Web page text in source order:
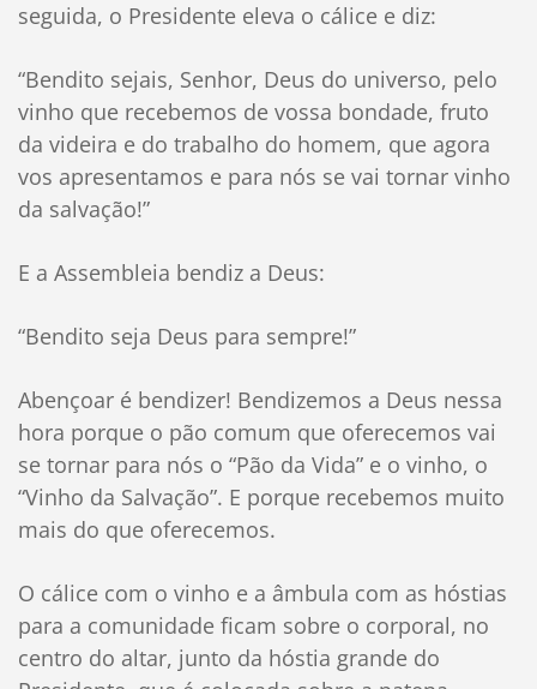
seguida, o Presidente eleva o cálice e diz:
“Bendito sejais, Senhor, Deus do universo, pelo
vinho que recebemos de vossa bondade, fruto
da videira e do trabalho do homem, que agora
vos apresentamos e para nós se vai tornar vinho
da salvação!”
E a Assembleia bendiz a Deus:
“Bendito seja Deus para sempre!”
Abençoar é bendizer! Bendizemos a Deus nessa
hora porque o pão comum que oferecemos vai
se tornar para nós o “Pão da Vida” e o vinho, o
“Vinho da Salvação”. E porque recebemos muito
mais do que oferecemos.
O cálice com o vinho e a âmbula com as hóstias
para a comunidade ficam sobre o corporal, no
centro do altar, junto da hóstia grande do